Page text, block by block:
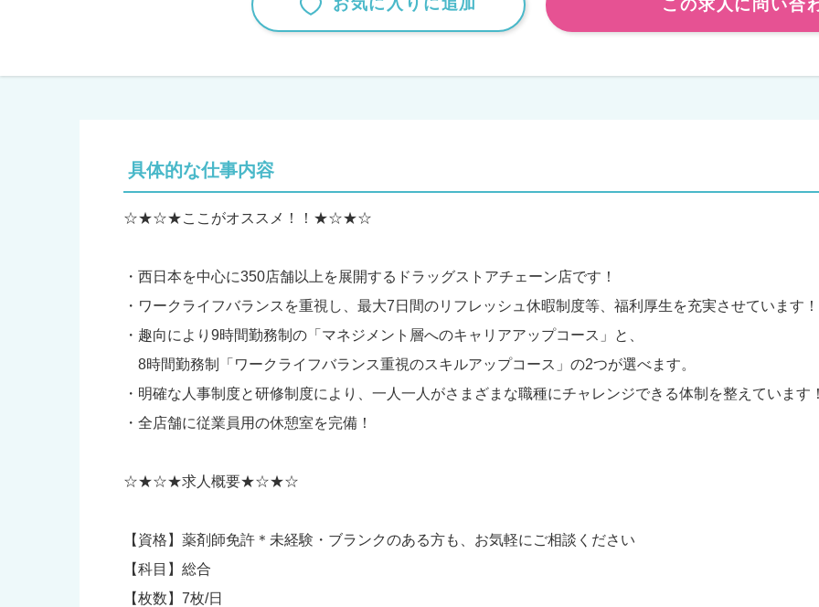
この求人に問い合
具体的な仕事内容
☆★☆★ここがオススメ！！★☆★☆
・西日本を中心に350店舗以上を展開するドラッグストアチェーン店です！
・ワークライフバランスを重視し、最大7日間のリフレッシュ休暇制度等、福利厚生を充実させています！
・趣向により9時間勤務制の「マネジメント層へのキャリアアップコース」と、
8時間勤務制「ワークライフバランス重視のスキルアップコース」の2つが選べます。
・明確な人事制度と研修制度により、一人一人がさまざまな職種にチャレンジできる体制を整えています
・全店舗に従業員用の休憩室を完備！
☆★☆★求人概要★☆★☆
【資格】薬剤師免許＊未経験・ブランクのある方も、お気軽にご相談ください
【科目】総合
【枚数】7枚/日